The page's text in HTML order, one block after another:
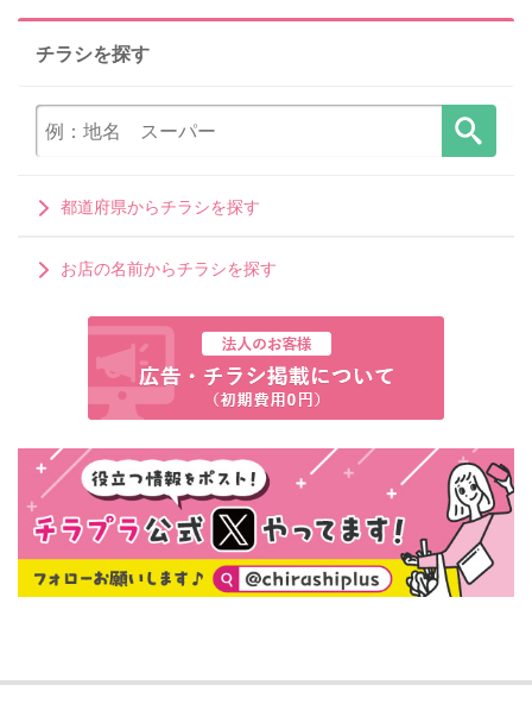
チラシを探す
都道府県からチラシを探す
お店の名前からチラシを探す